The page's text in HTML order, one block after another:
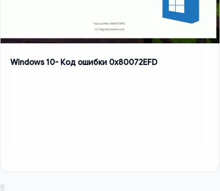
Windows 10- Код ошибки 0x80072EFD